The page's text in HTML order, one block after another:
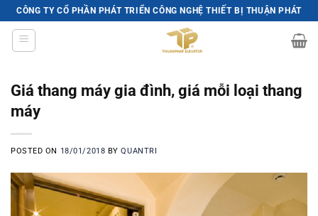
Skip
to
content
CÔNG TY CỔ PHẦN PHÁT TRIỂN CÔNG NGHỆ THIẾT BỊ THUẬN PHÁT
Giá thang máy gia đình, giá mỗi loại thang
máy
POSTED ON 18/01/2018 BYQUANTRI